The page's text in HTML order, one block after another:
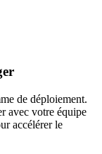
de déploiement.
avec votre équipe
accélérer le